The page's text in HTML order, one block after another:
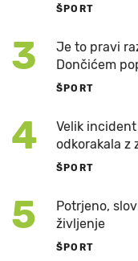
ŠPORT
3
Je to pravi
Dončićem
ŠPORT
4
Velik
odkorakala z
ŠPORT
5
Potrjeno,
življenje
ŠPORT